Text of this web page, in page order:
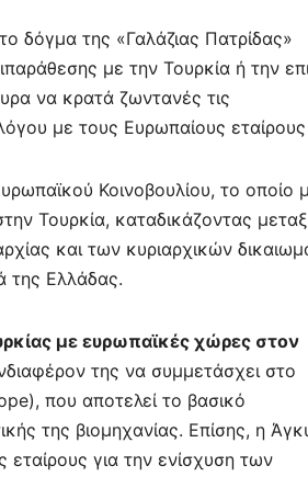
δόγμα της «Γαλάζιας Πατρίδας»
με την Τουρκία ή την
να κρατά ζωντανές τις
με τους Ευρωπαίους
Κοινοβουλίου, το οποίο
Τουρκία, καταδικάζοντας
και των κυριαρχικών
της Ελλάδας.
με ευρωπαϊκές χώρες στον
της να συμμετάσχει στο
που αποτελεί το βασικό
της βιομηχανίας. Επίσης, η
για την ενίσχυση των